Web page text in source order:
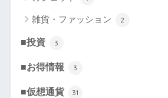
雑貨・ファッション 2
■投資 3
■お得情報 3
■仮想通貨 31